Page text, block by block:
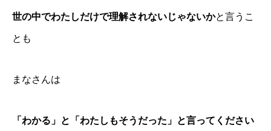
世の中でわたしだけで理解されないじゃないかと言うこ
とも
まなさんは
「わかる」と「わたしもそうだった」と言ってください